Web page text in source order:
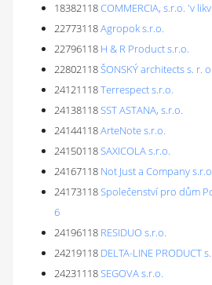
18382118COMMERCIA, s.r.o. 'v
22773118Agropok s.r.o.
22796118 H & R Product s.r.o.
22802118ŠONSKÝ architects s. r. o.
24121118Terrespect s.r.o.
24138118SST ASTANA, s.r.o.
24144118ArteNote s.r.o.
24150118SAXICOLA s.r.o.
24167118 Not Just a Company
24173118Společenství pro dům
6
24196118 RESIDUO s.r.o.
24219118 DELTA-LINE PRODUCT
24231118SEGOVA s.r.o.